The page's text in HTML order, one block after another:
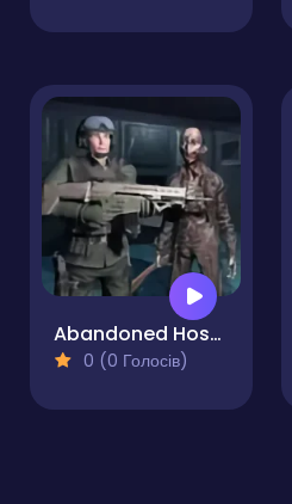
Abandoned Hospital
0 (0 Голосів)